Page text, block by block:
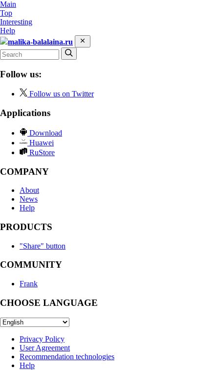
Main
Top
Interesting
Help
malika-balalaina.ru
Follow us:
Follow us on Twitter
Applications
Download
Huawei
RuStore
COMPANY
About
News
Help
PRODUCTS
"Share" button
COMMUNITY
Frank
CHOOSE LANGUAGE
Privacy Policy
User Agreement
Recommendation technologies
Help